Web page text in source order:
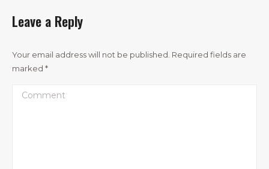
Leave a Reply
Your email address will not be published. Required fields are
marked *
Comment